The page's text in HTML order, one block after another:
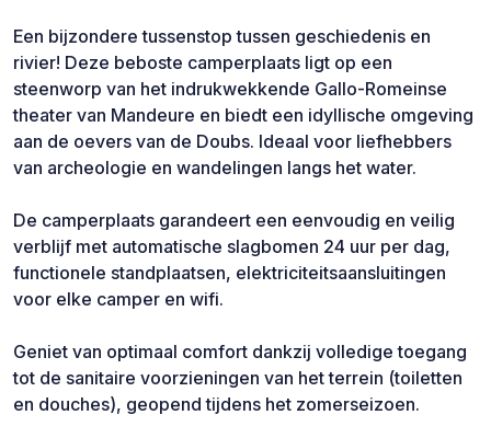
Een bijzondere tussenstop tussen geschiedenis en
rivier! Deze beboste camperplaats ligt op een
steenworp van het indrukwekkende Gallo-Romeinse
theater van Mandeure en biedt een idyllische omgeving
aan de oevers van de Doubs. Ideaal voor liefhebbers
van archeologie en wandelingen langs het water.
De camperplaats garandeert een eenvoudig en veilig
verblijf met automatische slagbomen 24 uur per dag,
functionele standplaatsen, elektriciteitsaansluitingen
voor elke camper en wifi.
Geniet van optimaal comfort dankzij volledige toegang
tot de sanitaire voorzieningen van het terrein (toiletten
en douches), geopend tijdens het zomerseizoen.